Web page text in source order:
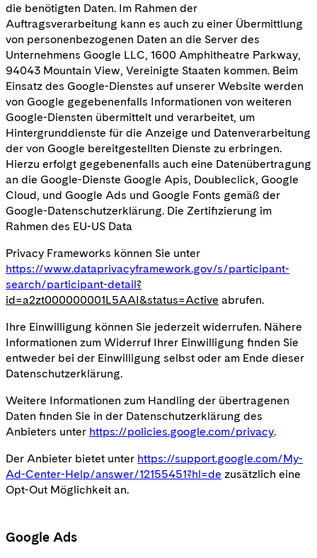
die benötigten Daten. Im Rahmen der
Auftragsverarbeitung kann es auch zu einer Übermittlung
von personenbezogenen Daten an die Server des
Unternehmens Google LLC, 1600 Amphitheatre Parkway,
94043 Mountain View, Vereinigte Staaten kommen. Beim
Einsatz des Google-Dienstes auf unserer Website werden
von Google gegebenenfalls Informationen von weiteren
Google-Diensten übermittelt und verarbeitet, um
Hintergrunddienste für die Anzeige und Datenverarbeitung
der von Google bereitgestellten Dienste zu erbringen.
Hierzu erfolgt gegebenenfalls auch eine Datenübertragung
an die Google-Dienste Google Apis, Doubleclick, Google
Cloud, und Google Ads und Google Fonts gemäß der
Google-Datenschutzerklärung. Die Zertifizierung im
Rahmen des EU-US Data
Privacy Frameworks können Sie unter
https://www.dataprivacyframework.gov/s/participant-
search/participant-detail?
id=a2zt000000001L5AAI&status=Active abrufen.
Ihre Einwilligung können Sie jederzeit widerrufen. Nähere
Informationen zum Widerruf Ihrer Einwilligung finden Sie
entweder bei der Einwilligung selbst oder am Ende dieser
Datenschutzerklärung.
Weitere Informationen zum Handling der übertragenen
Daten finden Sie in der Datenschutzerklärung des
Anbieters unter https://policies.google.com/privacy.
Der Anbieter bietet unter https://support.google.com/My-
Ad-Center-Help/answer/12155451?hl=de zusätzlich eine
Opt-Out Möglichkeit an.
Google Ads